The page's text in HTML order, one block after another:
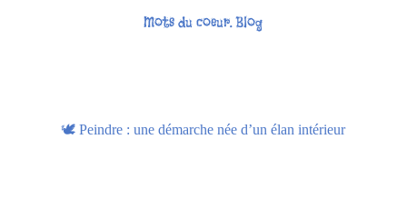
Mots du coeur. Blog
🕊️ Peindre : une démarche née d’un élan intérieur